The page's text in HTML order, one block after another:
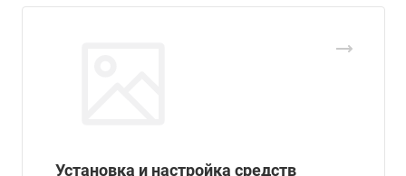
Установка и настройка средств